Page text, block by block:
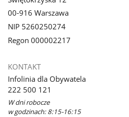
00-916 Warszawa
NIP 5260250274
Regon 000002217
KONTAKT
Infolinia dla Obywatela
222 500 121
W dni robocze
w godzinach: 8:15-16:15